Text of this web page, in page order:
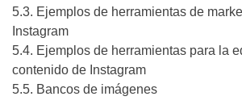
5.3. Ejemplos de herramientas de
Instagram
5.4. Ejemplos de herramientas para la
contenido de Instagram
5.5. Bancos de imágenes